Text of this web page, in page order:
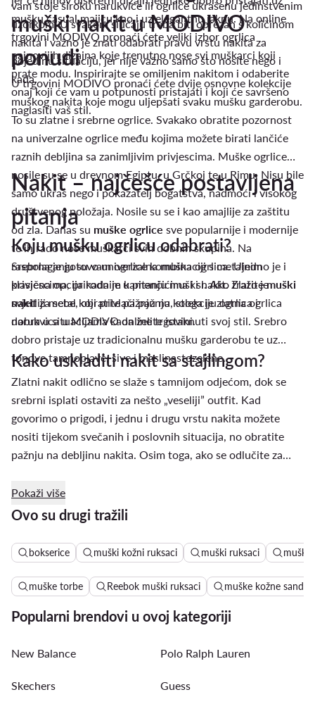
vam stoje široku narukvice ili ogrlice ukrašenu jedinstvenim
uzorkom. U svakom slučaju treba biti oprezan s količinom
nakita i važno je znati odabrati pravu vrstu nakita za
pojedinu situaciju, jer nije važno samo što nosite nego i
kada.
mušku casual majicu kao i uz elegantnu jaknu. Na online
trgovini MODIVO pronaći ćete veliki izbor ogrlica
najnovijih dizajna koje trenutno nose svi muškarci koji
prate modu. Inspirirajte se omiljenim nakitom i odaberite
onaj koji će vam u potpunosti pristajati i koji će savršeno
naglasiti vaš stil.
muški nakit u MODIVO
ponudi
U trgovini MODIVO pronaći ćete dvije osnovne kolekcije
muškog nakita koje mogu uljepšati svaku mušku garderobu.
To su zlatne i srebrne ogrlice. Svakako obratite pozornost
na univerzalne ogrlice među kojima možete birati lančiće
raznih debljina sa zanimljivim privjescima. Muške ogrlice
nosile su se u drevnom Egiptu, u Grčkoj te u Rimu. Nisu bile
samo ukras nego i pokazatelj bogatstva, nadmoći i visokog
društvenog položaja. Nosile su se i kao amajlije za zaštitu
od zla. Danas su muške ogrlice sve popularnije i modernije
te ih rado nose muškarci svih dobnih skupina. Na
raspolaganju su vam ogrlice kombinaciji s metalnim
privjescima, prirodnim kamenčićima i sl. Ako tražitemuški
nakitza sebe, obratite pažnju na kolekciju ogrlica i
narukvica u MODIVO online trgovini.
Nakit – najčešće postavljena
pitanja
Kojumušku ogrlicuodabrati?
Srebrna je gotovo univerzalna muška ogrlica. Ujedno je i
klasična opcija kada je u pitanju muški nakit. Zlato je
svjetliji metal koji privlači pažnju, stoga je zlatna ogrlica
dobra u situacijama kada želite istaknuti svoj stil. Srebro
dobro pristaje uz tradicionalnu mušku garderobu te uz
tonove tamnoplave, sive i maslinastozelene.
Kako uskladiti nakit sa stajlingom?
Zlatni nakit odlično se slaže s tamnijom odjećom, dok se
srebrni isplati ostaviti za nešto „veseliji” outfit. Kad
govorimo o prigodi, i jednu i drugu vrstu nakita možete
nositi tijekom svečanih i poslovnih situacija, no obratite
pažnju na debljinu nakita. Osim toga, ako se odlučite za
ni narukvica; dovoljan je tek jedan komad zlatnog nakita.
Pokaži više
Ovo su drugi tražili
bokserice muški kožni ruksaci muški ruksaci muške
muške torbe Reebok muški ruksaci muške kožne sandale
Popularni brendovi u ovoj kategoriji
New Balance Polo Ralph Lauren
Skechers Guess